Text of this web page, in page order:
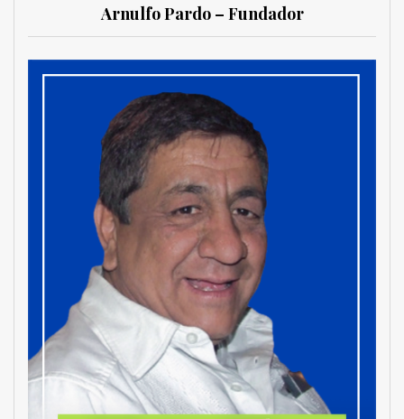
Arnulfo Pardo – Fundador